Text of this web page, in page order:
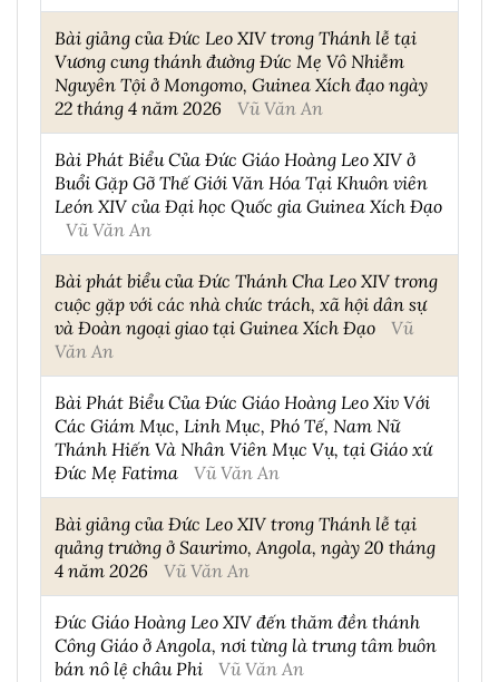
Bài giảng của Đức Leo XIV trong Thánh lễ tại
Vương cung thánh đường Đức Mẹ Vô Nhiễm
Nguyên Tội ở Mongomo, Guinea Xích đạo ngày
22 tháng 4 năm 2026
Vũ Văn An
Bài Phát Biểu Của Đức Giáo Hoàng Leo XIV ở
Buổi Gặp Gỡ Thế Giới Văn Hóa Tại Khuôn viên
León XIV của Đại học Quốc gia Guinea Xích Đạo
Vũ Văn An
Bài phát biểu của Đức Thánh Cha Leo XIV trong
cuộc gặp với các nhà chức trách, xã hội dân sự
và Đoàn ngoại giao tại Guinea Xích Đạo
Vũ
Văn An
Bài Phát Biểu Của Đức Giáo Hoàng Leo Xiv Với
Các Giám Mục, Linh Mục, Phó Tế, Nam Nữ
Thánh Hiến Và Nhân Viên Mục Vụ, tại Giáo xứ
Đức Mẹ Fatima
Vũ Văn An
Bài giảng của Đức Leo XIV trong Thánh lễ tại
quảng trường ở Saurimo, Angola, ngày 20 tháng
4 năm 2026
Vũ Văn An
Đức Giáo Hoàng Leo XIV đến thăm đền thánh
Công Giáo ở Angola, nơi từng là trung tâm buôn
bán nô lệ châu Phi
Vũ Văn An